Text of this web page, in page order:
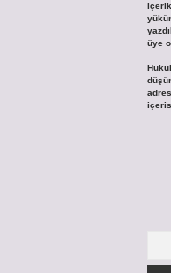
üye